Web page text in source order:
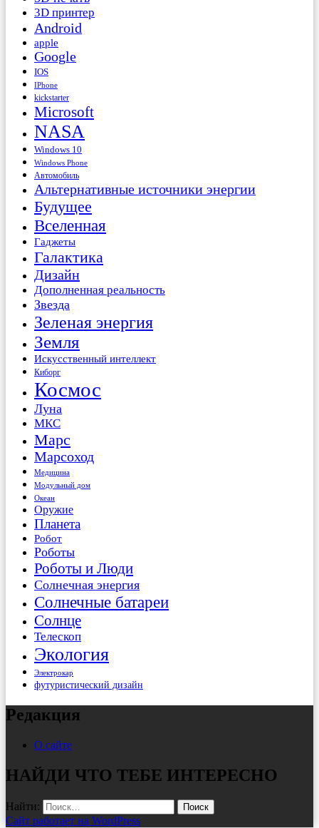
3D принтер
Android
apple
Google
IOS
IPhone
kickstarter
Microsoft
NASA
Windows 10
Windows Phone
Автомобиль
Альтернативные источники энергии
Будущее
Вселенная
Гаджеты
Галактика
Дизайн
Дополненная реальность
Звезда
Зеленая энергия
Земля
Искусственный интеллект
Киборг
Космос
Луна
МКС
Марс
Марсоход
Медицина
Модульный дом
Океан
Оружие
Планета
Робот
Роботы
Роботы и Люди
Солнечная энергия
Солнечные батареи
Солнце
Телескоп
Экология
Электрокар
футуристический дизайн
Редакция
О сайте
НАЙДИ ЧТО ТЕБЕ ИНТЕРЕСНО
Найти:
Сайт работает на WordPress